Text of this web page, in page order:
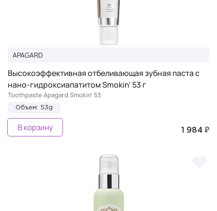
APAGARD
Высокоэффективная отбеливающая зубная паста с
нано-гидроксиапатитом Smokin' 53 г
Toothpaste Apagard Smokin' 53
Объем: 53g
1 984 ₽
В корзину